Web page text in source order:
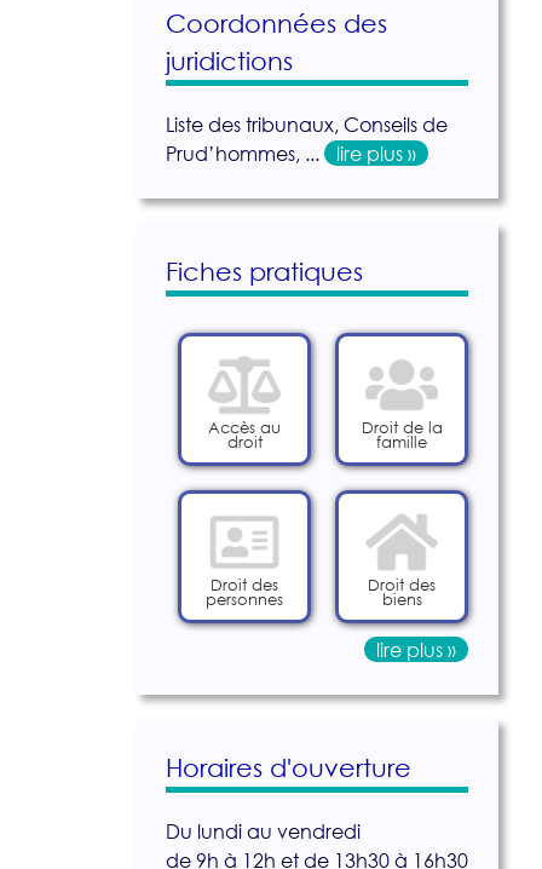
Coordonnées des
juridictions
Liste des tribunaux, Conseils de
Prud’hommes, ...
lire plus »
Fiches pratiques
Accès au
droit
Droit de la
famille
Droit des
personnes
Droit des
biens
lire plus »
Horaires d'ouverture
Du lundi au vendredi
de 9h à 12h et de 13h30 à 16h30